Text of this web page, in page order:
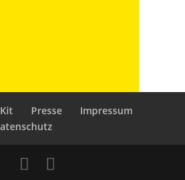
Presse
Impressum